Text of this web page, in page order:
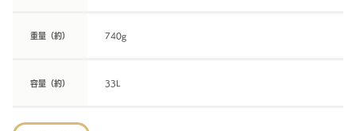
重量（約） 740g
容量（約） 33L